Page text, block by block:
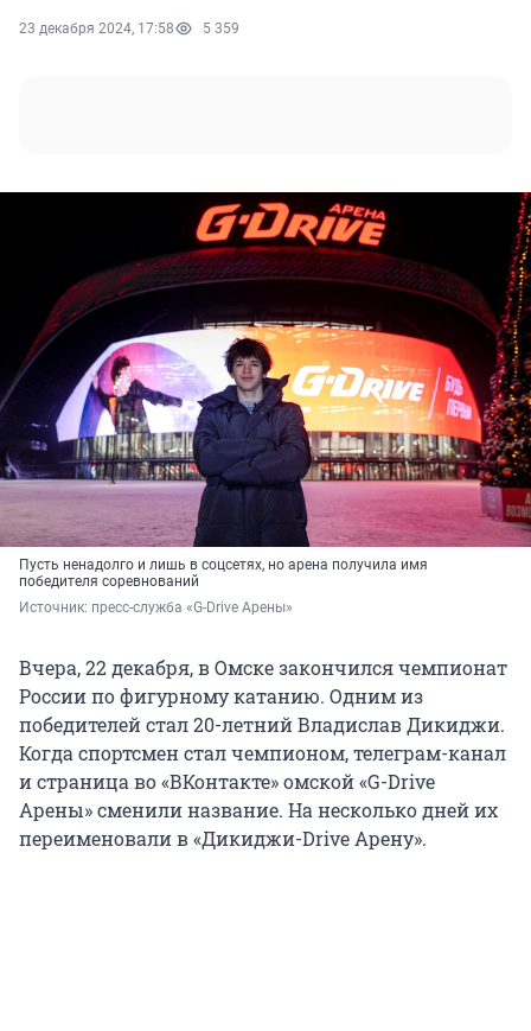
23 декабря 2024, 17:58 5 359
Пусть ненадолго и лишь в соцсетях, но арена получила имя
победителя соревнований
Источник: пресс-служба «G-Drive Арены»
Вчера, 22 декабря, в Омске закончился чемпионат
России по фигурному катанию. Одним из
победителей стал 20-летний Владислав Дикиджи.
Когда спортсмен стал чемпионом, телеграм-канал
и страница во «ВКонтакте» омской «G-Drive
Арены» сменили название. На несколько дней их
переименовали в «Дикиджи-Drive Арену».